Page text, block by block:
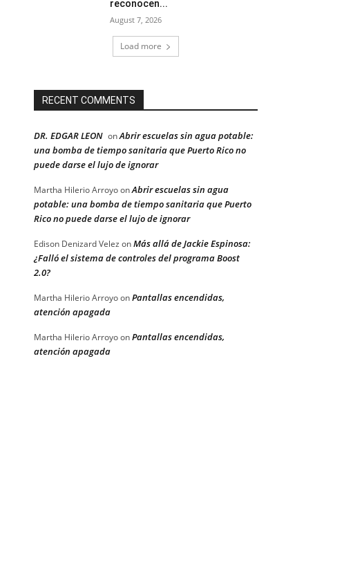
reconocen...
August 7, 2026
Load more
RECENT COMMENTS
DR. EDGAR LEON onAbrir escuelas sin agua potable:
una bomba de tiempo sanitaria que Puerto Rico no
puede darse el lujo de ignorar
Martha Hilerio ArroyoonAbrir escuelas sin agua
potable: una bomba de tiempo sanitaria que Puerto
Rico no puede darse el lujo de ignorar
Edison Denizard Velez onMás allá de Jackie Espinosa:
¿Falló el sistema de controles del programa Boost
2.0?
Martha Hilerio ArroyoonPantallas encendidas,
atención apagada
Martha Hilerio ArroyoonPantallas encendidas,
atención apagada